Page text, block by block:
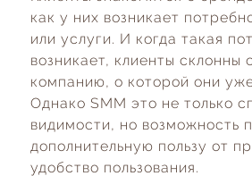
как у них возникает
или услуги. И когда такая
возникает, клиенты склонны
компанию, о которой они
Однако SMM это не только
видимости, но возможность
дополнительную пользу от
удобство пользования.